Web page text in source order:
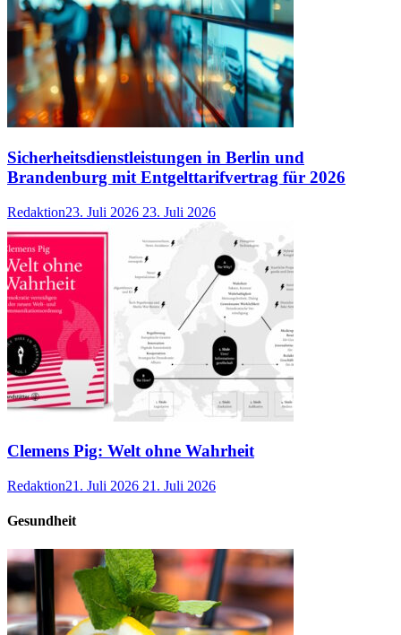
Sicherheitsdienstleistungen in Berlin und
Brandenburg mit Entgelttarifvertrag für 2026
Redaktion23. Juli 2026 23. Juli 2026
Clemens Pig: Welt ohne Wahrheit
Redaktion21. Juli 2026 21. Juli 2026
Gesundheit